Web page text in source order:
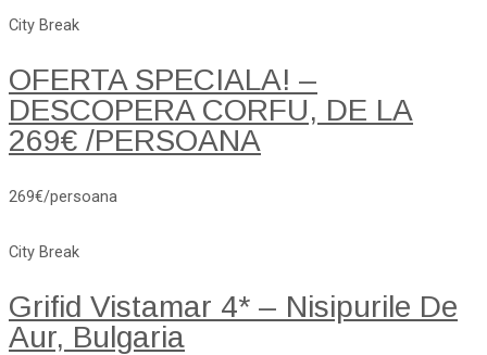
City Break
OFERTA SPECIALA! –
DESCOPERA CORFU, DE LA
269€ /PERSOANA
269€/persoana
City Break
Grifid Vistamar 4* – Nisipurile De
Aur, Bulgaria